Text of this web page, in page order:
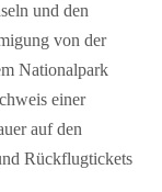
und den
von der
Nationalpark
einer
auf den
Rückflugtickets